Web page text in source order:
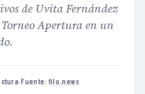
de Uvita Fernández
Torneo Apertura en un
·Fuente: filo.news